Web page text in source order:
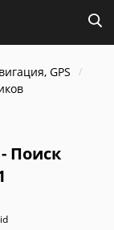
GPS
Поиск